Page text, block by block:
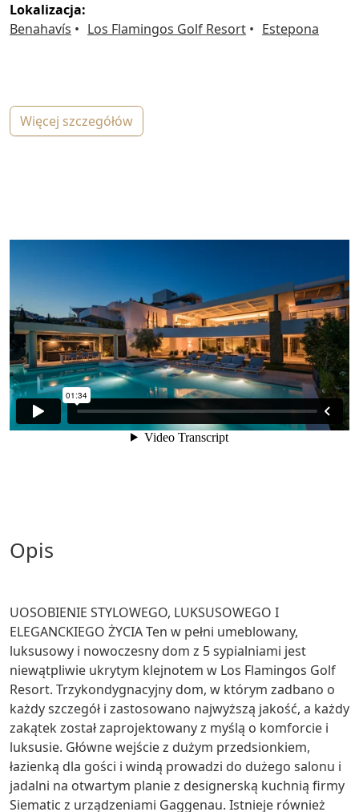
lokalizacja:
Benahavís
Los Flamingos Golf Resort Estepona
więcej szczegółów
opis
UOSOBIENIE STYLOWEGO, LUKSUSOWEGO I
ELEGANCKIEGO ŻYCIA Ten w pełni umeblowany,
luksusowy i nowoczesny dom z 5 sypialniami jest
niewątpliwie ukrytym klejnotem w Los Flamingos Golf
Resort. Trzykondygnacyjny dom, w którym zadbano o
każdy szczegół i zastosowano najwyższą jakość, a każdy
zakątek został zaprojektowany z myślą o komforcie i
luksusie. Główne wejście z dużym przedsionkiem,
łazienką dla gości i windą prowadzi do dużego salonu i
jadalni na otwartym planie z designerską kuchnią firmy
Siematic z urządzeniami Gaggenau. Istnieje również